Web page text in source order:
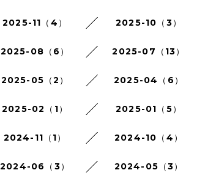
2025-11（4） 2025-10（3）
2025-08（6） 2025-07（13）
2025-05（2） 2025-04（6）
2025-02（1） 2025-01（5）
2024-11（1） 2024-10（4）
2024-06（3） 2024-05（3）